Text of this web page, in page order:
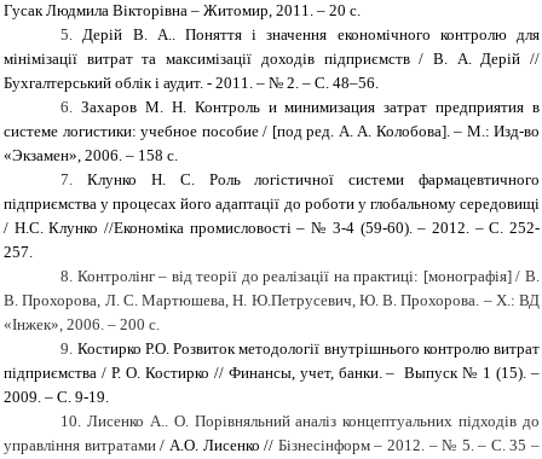
Гусак Людмила Вікторівна – Житомир, 2011. – 20 с.
5. Дерій В. А.. Поняття і значення економічного контролю для
мінімізації витрат та максимізації доходів підприємств / В. А. Дерій //
Бухгалтерський облік і аудит. - 2011. – № 2. – С. 48–56.
6. Захаров М. Н. Контроль и минимизация затрат предприятия в
системе логистики: учебное пособие / [под ред. А. А. Колобова]. – М.: Изд-во
«Экзамен», 2006. – 158 с.
7.
Клунко Н. С. Роль логістичної системи фармацевтичного
підприємства у процесах його адаптації до роботи у глобальному середовищі
/ Н.С. Клунко //Економіка промисловості – № 3-4 (59-60). – 2012. – С. 252-
257.
8. Контролінг – від теорії до реалізації на практиці: [монографія] / В.
В. Прохорова, Л. С. Мартюшева, Н. Ю.Петрусевич, Ю. В. Прохорова. – Х.: ВД
«Інжек», 2006. – 200 с.
9. Костирко Р.О. Розвиток методології внутрішнього контролю витрат
підприємства / Р. О. Костирко // Финансы, учет, банки. – Выпуск № 1 (15). –
2009. – C. 9-19.
10. Лисенко А.. О. Порівняльний аналіз концептуальних підходів до
управління витратами/ А.О. Лисенко // Бізнесінформ – 2012. – № 5. – С. 35 –